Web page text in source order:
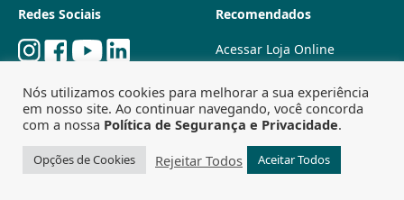
Redes Sociais Recomendados
Acessar Loja Online
Lojas Físicas
Trabalhe Conosco
Powered byAgência Especializada em SEO
Nós utilizamos cookies para melhorar a sua experiência
em nosso site. Ao continuar navegando, você concorda
com a nossa Política de Segurança e Privacidade.
Opções de Cookies Rejeitar Todos Aceitar Todos